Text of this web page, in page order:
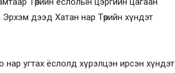
дээд Хатан нар Төрийн хүндэт
нар угтах ёслолд хүрэлцэн ирсэн хүндэт